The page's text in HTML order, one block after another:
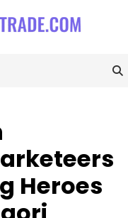
Heroes